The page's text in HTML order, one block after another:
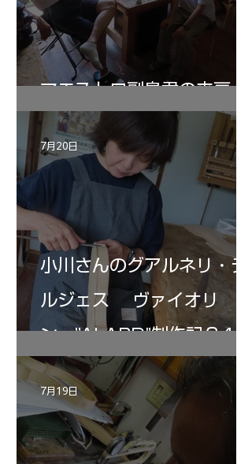
マエストロ副島君の来房
小川さんのグアルネリ・デ
ルジェス ヴァイオリ
ン ”ALARD"制作記３4
7月20日
7月19日